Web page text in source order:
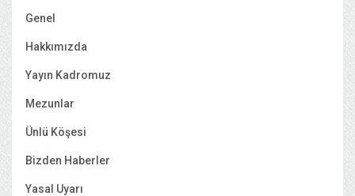
Genel
Hakkımızda
Yayın Kadromuz
Mezunlar
Ünlü Köşesi
Bizden Haberler
Yasal Uyarı